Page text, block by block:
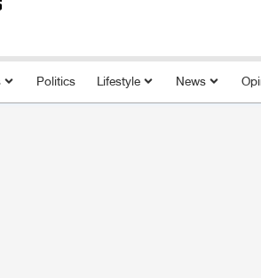
Politics Lifestyle News